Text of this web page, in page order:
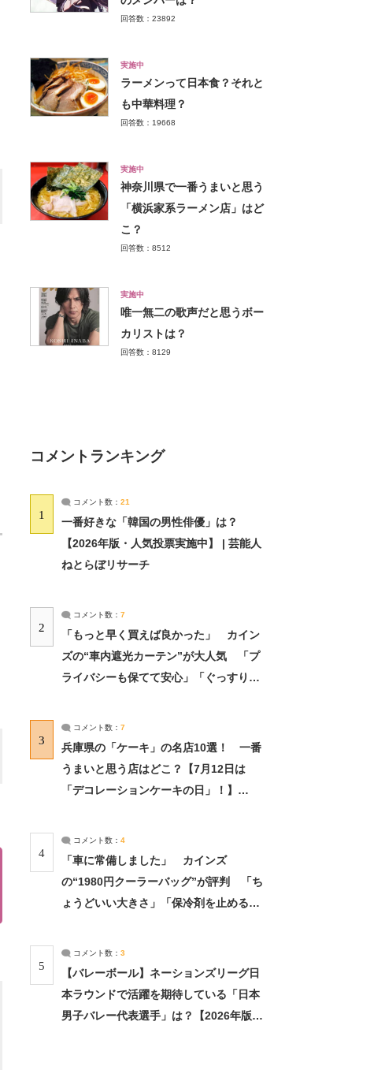
回答数：23892
実施中
ラーメンって日本食？それと
も中華料理？
回答数：19668
実施中
神奈川県で一番うまいと思う
「横浜家系ラーメン店」はど
こ？
回答数：8512
実施中
唯一無二の歌声だと思うボー
カリストは？
回答数：8129
コメントランキング
1
コメント数： 21
一番好きな「韓国の男性俳優」は？
【2026年版・人気投票実施中】 | 芸能人
ねとらぼリサーチ
2
コメント数： 7
「もっと早く買えば良かった」 カイン
ズの“車内遮光カーテン”が大人気 「プ
ライバシーも保てて安心」「ぐっすり眠
3
コメント数： 7
兵庫県の「ケーキ」の名店10選！ 一番
うまいと思う店はどこ？【7月12日は
「デコレーションケーキの日」！】
4
コメント数： 4
「車に常備しました」 カインズ
の“1980円クーラーバッグ”が評判 「ち
ょうどいい大きさ」「保冷剤を止めるベ
5
コメント数： 3
【バレーボール】ネーションズリーグ日
本ラウンドで活躍を期待している「日本
男子バレー代表選手」は？【2026年版・